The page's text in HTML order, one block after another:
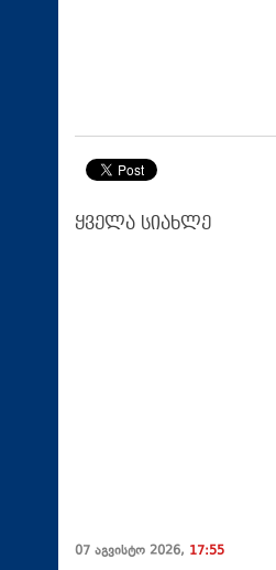
ყველა სიახლე
07 აგვისტო 2026, 17:55